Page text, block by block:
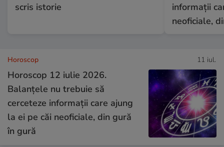
scris istorie
informații
neoficiale,
Horoscop 11 iul.
Horoscop 12 iulie 2026.
Balanțele nu trebuie să
cerceteze informații care ajung
la ei pe căi neoficiale, din gură
în gură